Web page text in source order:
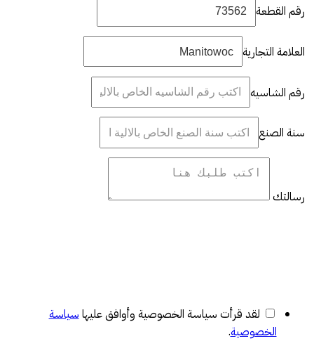
رقم القطعة
العلامة التجارية
رقم الشاسيه
سنة الصنع
رسالتك
لقد قرأت سياسة الخصوصية وأوافق عليها سياسة
الخصوصية.